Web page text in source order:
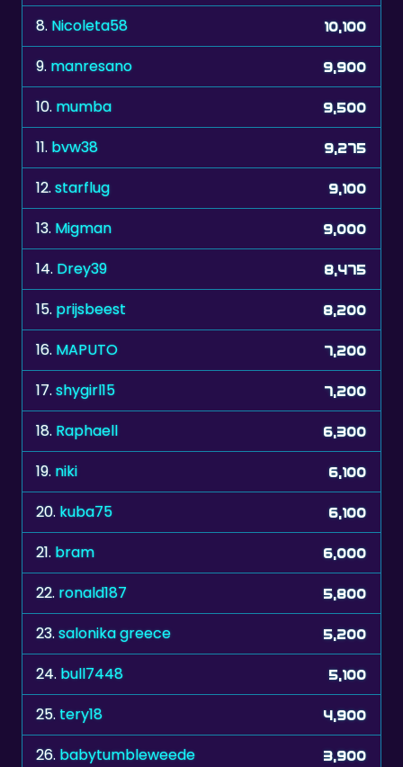
9. manresano 9,900
10.mumba 9,500
11. bvw38 9,275
12.starflug 9,100
13. Migman 9,000
14.Drey39 8,475
15. prijsbeest 8,200
16. MAPUTO 7,200
17. shygirl15 7,200
18. Raphaell 6,300
19. niki 6,100
20.kuba75 6,100
21. bram 6,000
22.ronald187 5,800
23. salonika greece 5,200
24.bull7448 5,100
25. tery18 4,900
26. babytumbleweede 3,900
27. kuurtje 3,600